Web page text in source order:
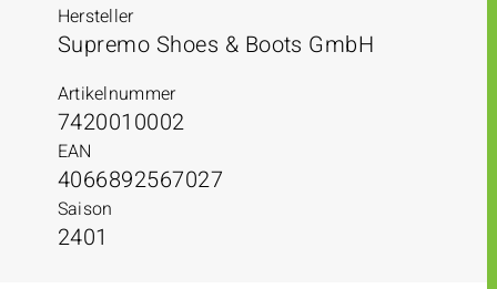
Hersteller
Supremo Shoes & Boots GmbH
Artikelnummer
7420010002
EAN
4066892567027
Saison
2401